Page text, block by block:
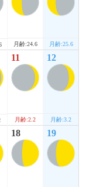
月齢:24.6 月齢:25.6
11
月齢:2.2
12
月齢:3.2
18 19